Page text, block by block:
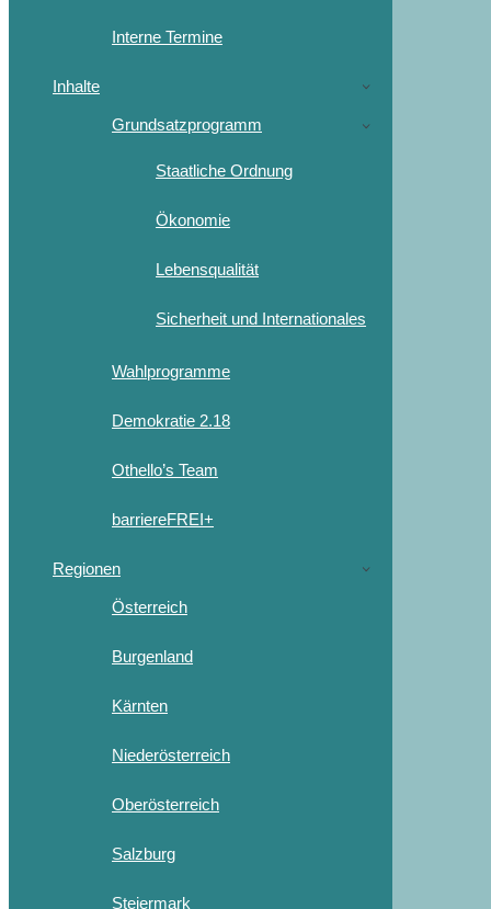
Interne Termine
Inhalte
Grundsatzprogramm
Staatliche Ordnung
Ökonomie
Lebensqualität
Sicherheit und Internationales
Wahlprogramme
Demokratie 2.18
Othello’s Team
barriereFREI+
Regionen
Österreich
Burgenland
Kärnten
Niederösterreich
Oberösterreich
Salzburg
Steiermark